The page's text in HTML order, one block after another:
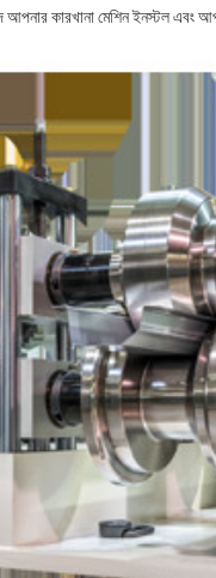
আপনার কারখানা মেশিন ইনস্টল এবং